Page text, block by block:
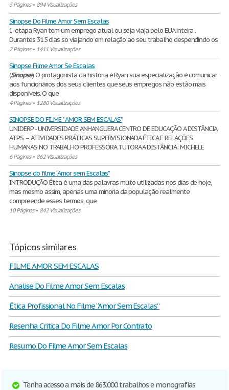
5 Páginas• 894 Visualizações
Sinopse Do Filme Amor Sem Escalas
1-etapa Ryan tem um emprego atual ou seja viaja pelo EUA inteira .
Durantes 315 dias so viajando em relação ao seu trabalho despendindo os
2 Páginas• 1411 Visualizações
Sinopse Filme Amor Se Escalas
(Sinopse) O protagonista da história é Ryan sua especialização é comunicar
aos funcionários dos seus clientes que seus empregos não estão mais
disponíveis. O que
4 Páginas• 1280 Visualizações
SINOPSE DO FILME " AMOR SEM ESCALAS"
UNIDERP - UNIVERSIDADE ANHANGUERA CENTRO DE EDUCAÇÃO A DISTÂNCIA
ATPS – ATIVIDADES PRÁTICAS SUPERVISIONADA ÉTICA E RELAÇÕES
HUMANAS NO TRABALHO PROFESSORA TUTORA A DISTÂNCIA: MICHELE
6 Páginas• 862 Visualizações
Sinopse do filme “Amor sem Escalas”
INTRODUÇÃO Ética é uma das palavras muito utilizadas nos dias de hoje,
mas mesmo assim, apenas uma minoria da população realmente
compreende esses termos, que
10 Páginas• 842 Visualizações
Tópicos similares
FILME AMOR SEM ESCALAS
Analise Do Filme Amor Sem Escalas
Ética Profissional No Filme “Amor Sem Escalas”
Resenha Critica Do Filme Amor Por Contrato
Resumo Do Filme Amor Sem Escalas
Tenha acesso a mais de 863.000 trabalhos e monografias